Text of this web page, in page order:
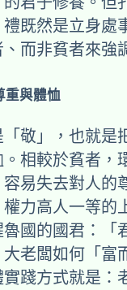
既然是立身處
而非貧者來強
重與體恤
敬」，也就是
相較於貧者，
易失去對人的
力高人一等的
國的國君：「
老闆如何「富
踐方式就是：